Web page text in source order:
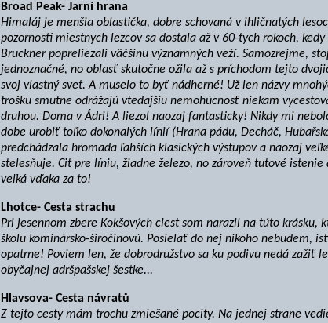
Broad Peak- Jarní hrana
Himaláj je menšia oblastička, dobre schovaná v ihličnatých
pozornosti miestnych lezcov sa dostala až v 60-tych rokoch, kedy
Bruckner popreliezali väčšinu významných veží. Samozrejme,
jednoznačné, no oblasť skutočne ožila až s príchodom tejto
svoj vlastný svet. A muselo to byť nádherné! Už len názvy
trošku smutne odrážajú vtedajšiu nemohúcnosť niekam
druhou. Doma v Ádri! A liezol naozaj fantasticky! Nikdy mi
dobe urobiť toľko dokonalých línií (Hrana pádu, Decháč,
predchádzala hromada ľahších klasických výstupov a naozaj
stelesňuje. Cit pre líniu, žiadne železo, no zároveň tutové istenie
veľká vďaka za to!
Lhotce- Cesta strachu
Pri jesennom zbere Kokšových ciest som narazil na túto krásku,
školu kominársko-širočinovú. Posielať do nej nikoho nebudem,
opatrne! Poviem len, že dobrodružstvo sa ku podivu nedá zažiť
obyčajnej adršpašskej šestke...
Hlavsova- Cesta návratů
Z tejto cesty mám trochu zmiešané pocity. Na jednej strane